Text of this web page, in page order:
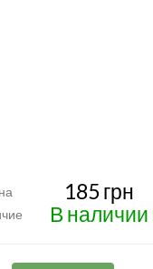
185 грн
В наличии